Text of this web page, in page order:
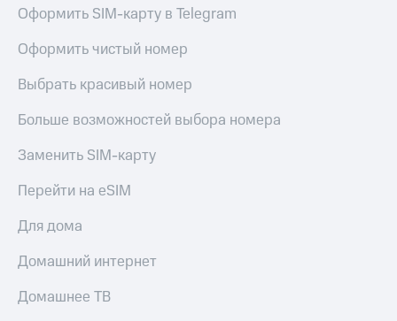
Музыка
КИОН
МТС
приложения
Финансы
Инвестиции
Получайте
онлайн
Скидка 30%
на связь
С картой
МТС
МТС
Накопления
деньги
доход 15%
Условия
Оформить SIM-карту в Telegram
Оформить чистый номер
Выбрать красивый номер
Больше возможностей выбора номера
Заменить SIM-карту
Перейти на eSIM
Для дома
Домашний интернет
Домашнее ТВ